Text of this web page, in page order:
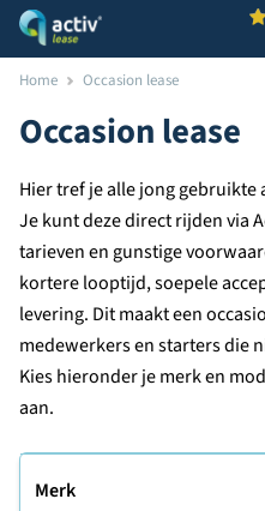
Home Occasion lease
Occasion lease
Hier tref je alle jong gebruikte
Je kunt deze direct rijden via
tarieven en gunstige
kortere looptijd, soepele
levering. Dit maakt een
medewerkers en starters die
Kies hieronder je merk en
aan.
Merk